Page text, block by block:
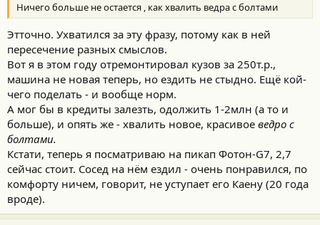
и
:
Ничего больше не остается , как хвалить ведра с болтами
Этточно. Ухватился за эту фразу, потому как в ней
пересечение разных смыслов.
Вот я в этом году отремонтировал кузов за 250т.р.,
машина не новая теперь, но ездить не стыдно. Ещё кой-
чего поделать - и вообще норм.
А мог бы в кредиты залезть, одолжить 1-2млн (а то и
больше), и опять же - хвалить новое, красивое ведро с
болтами.
Кстати, теперь я посматриваю на пикап Фотон-G7, 2,7
сейчас стоит. Сосед на нём ездил - очень понравился, по
комфорту ничем, говорит, не уступает его Каену (20 года
вроде).